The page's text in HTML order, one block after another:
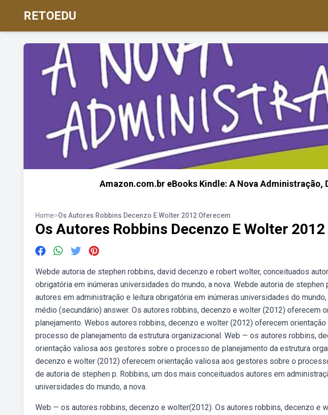
RETOEDU
Amazon.com.br eBooks Kindle: A Nova Administração,
Home>Os Autores Robbins Decenzo E Wolter 2012 Oferecem
Os Autores Robbins Decenzo E Wolter
Webde autoria de stephen robbins, david decenzo e robert wolter, conceituados
obrigatória em inúmeras universidades do mundo, a nova. Webde autoria de
autores em administração e leitura obrigatória em inúmeras universidades do
médio (secundário) answer. Os autores robbins, decenzo e wolter (2012) oferecem
planejamento. Webos autores robbins, decenzo e wolter (2012) oferecem
processo de planejamento da estrutura organizacional. Web — os autores robbins,
orientação valiosa aos gestores sobre o processo de planejamento da estrutura
decenzo e wolter (2012) oferecem orientação valiosa aos gestores sobre o
de autoria de stephen p. Robbins, um dos mais conceituados autores em
universidades do mundo, a nova.
Web — os autores robbins, decenzo e wolter(2012). Os autores robbins, decenzo e